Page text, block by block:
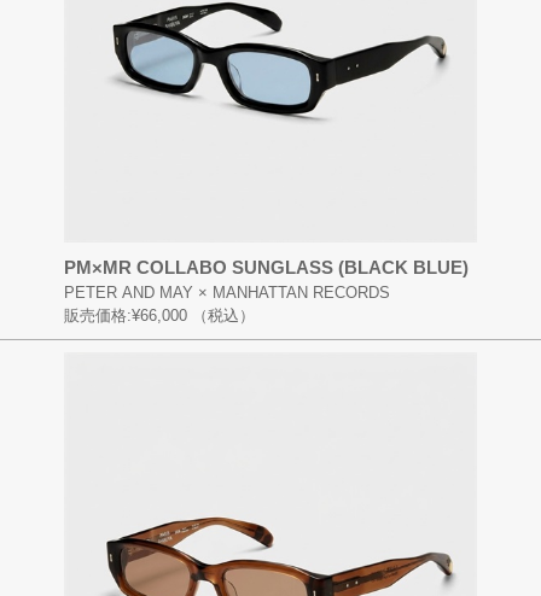
PM×MR COLLABO SUNGLASS (BLACK BLUE)
PETER AND MAY × MANHATTAN RECORDS
販売価格:¥66,000 （税込）